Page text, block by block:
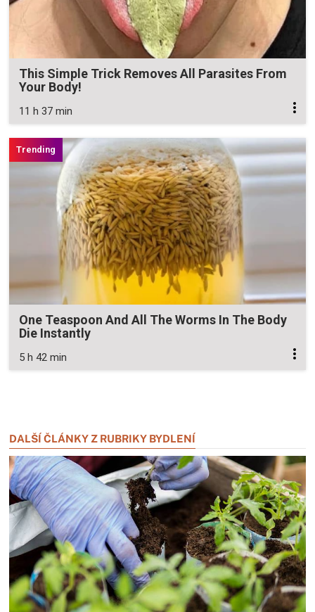
This Simple Trick Removes All Parasites From
Your Body!
11 h 37 min
One Teaspoon And All The Worms In The Body
Die Instantly
5 h 42 min
DALŠÍ ČLÁNKY Z RUBRIKY BYDLENÍ